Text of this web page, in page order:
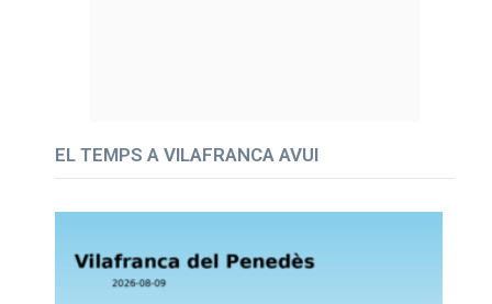
EL TEMPS A VILAFRANCA AVUI